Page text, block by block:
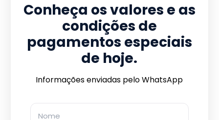
Conheça os valores e as
condições de
pagamentos especiais
de hoje.
Informações enviadas pelo WhatsApp